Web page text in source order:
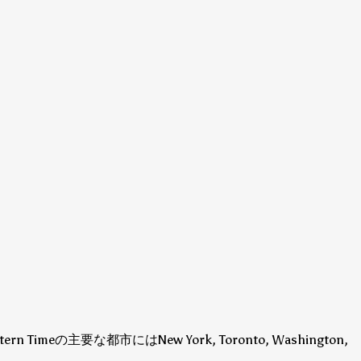
Timeの主要な都市にはNew York, Toronto, Washington,